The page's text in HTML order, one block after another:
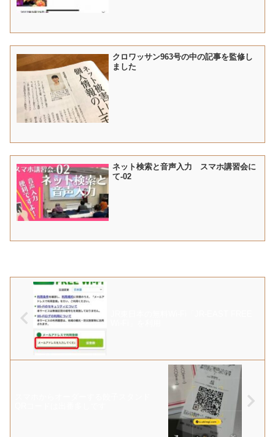
クロワッサン963号の中の記事を監修し
ました
ネット検索と音声入力 スマホ講習会に
て-02